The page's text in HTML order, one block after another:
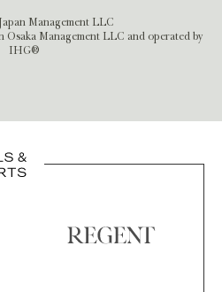
Management LLC
Osaka Management LLC and operated by
IHG®